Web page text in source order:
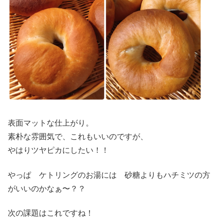
表面マットな仕上がり。
素朴な雰囲気で、これもいいのですが、
やはりツヤピカにしたい！！
やっぱ ケトリングのお湯には 砂糖よりもハチミツの方
がいいのかなぁ〜？？
次の課題はこれですね！